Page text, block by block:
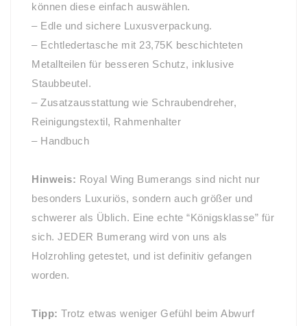
können diese einfach auswählen.
– Edle und sichere Luxusverpackung.
– Echtledertasche mit 23,75K beschichteten
Metallteilen für besseren Schutz, inklusive
Staubbeutel.
– Zusatzausstattung wie Schraubendreher,
Reinigungstextil, Rahmenhalter
– Handbuch
Hinweis: Royal Wing Bumerangs sind nicht nur
besonders Luxuriös, sondern auch größer und
schwerer als Üblich. Eine echte “Königsklasse” für
sich. JEDER Bumerang wird von uns als
Holzrohling getestet, und ist definitiv gefangen
worden.
Tipp: Trotz etwas weniger Gefühl beim Abwurf